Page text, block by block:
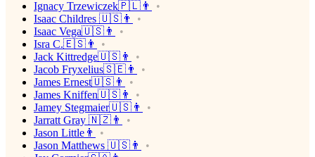
Ignacy Trzewiczek🇵🇱👨
Isaac Childres 🇺🇸👨
Isaac Vega🇺🇸👨
Isra C.🇪🇸👨
Jack Kittredge🇺🇸👨
Jacob Fryxelius🇸🇪👨
James Ernest🇺🇸👨
James Kniffen🇺🇸👨
Jamey Stegmaier🇺🇸👨
Jarratt Gray 🇳🇿👨
Jason Little👨
Jason Matthews 🇺🇸👨